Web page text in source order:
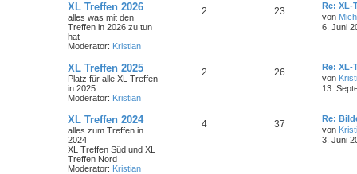
XL Treffen 2026
alles was mit den
Treffen in 2026 zu tun
hat
Moderator: Kristian
2 23
Re: XL-
von
6. Juni
XL Treffen 2025
Platz für alle XL Treffen
in 2025
Moderator: Kristian
2 26
Re: XL-
von
13.
XL Treffen 2024
alles zum Treffen in
2024
XL Treffen Süd und XL
Treffen Nord
Moderator: Kristian
4 37
Re:
von
3. Juni